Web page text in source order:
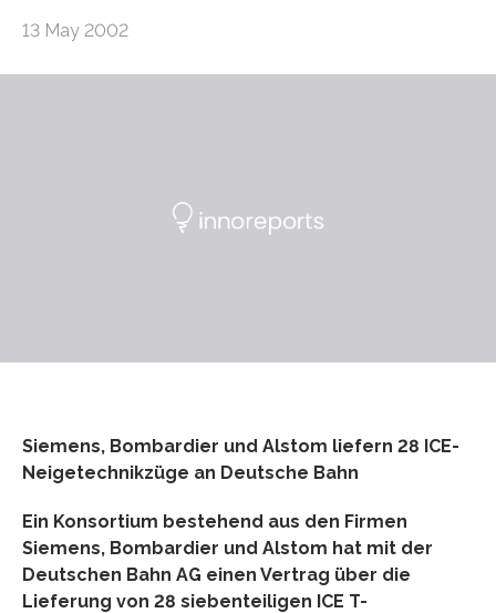
13 May 2002
Siemens, Bombardier und Alstom liefern 28 ICE-
Neigetechnikzüge an Deutsche Bahn
Ein Konsortium bestehend aus den Firmen
Siemens, Bombardier und Alstom hat mit der
Deutschen Bahn AG einen Vertrag über die
Lieferung von 28 siebenteiligen ICE T-